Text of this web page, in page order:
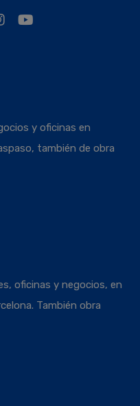
y oficinas en
también de obra
oficinas y negocios, en
También obra